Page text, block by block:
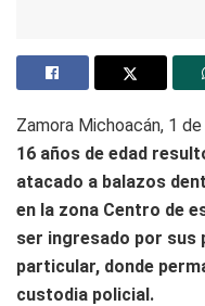
Zamora Michoacán, 1
16 años de edad
atacado a balazos
en la zona Centro de
ser ingresado por sus
particular, donde
custodia policial.